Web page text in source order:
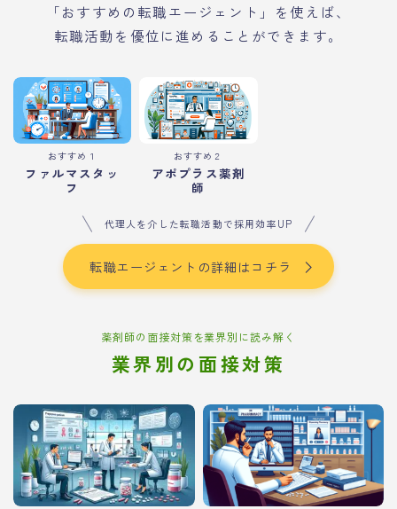
「おすすめの転職エージェント」を使えば、
転職活動を優位に進めることができます。
おすすめ１
ファルマスタッ
フ
おすすめ２
アポプラス薬剤
師
代理人を介した転職活動で採用効率UP
転職エージェントの詳細はコチラ
薬剤師の面接対策を業界別に読み解く
業界別の面接対策